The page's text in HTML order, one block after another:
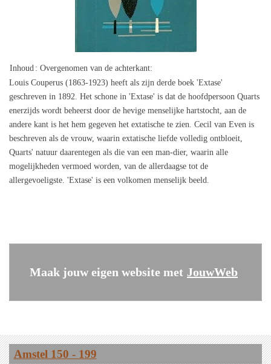
Inhoud : Overgenomen van de achterkant:
Louis Couperus (1863-1923) heeft als zijn derde boek 'Extase'
geschreven in 1892. Het schone in 'Extase' is dat de hoofdpersoon Quarts
enerzijds wordt beheerst door de hevige menselijke hartstocht, aan de
andere kant is het hem gegeven het extatische te zien. Cecil van Even is
beschreven als de vrouw, waarin extatische liefde volledig ontbloeit,
Quarts' natuur daarentegen als die van een man-dier, waarin alle
mogelijkheden vermoed worden, van de allerdaagse tot de
allergevoeligste. 'Extase' is een volkomen menselijk beeld.
Maak jouw eigen website met JouwWeb
Amstel 150 - 199